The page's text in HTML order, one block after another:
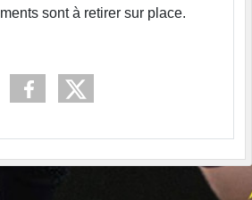
sont à retirer sur place.